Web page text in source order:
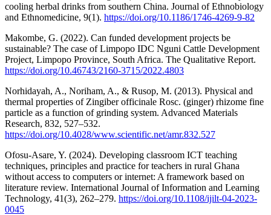
cooling herbal drinks from southern China. Journal of Ethnobiology
and Ethnomedicine, 9(1). https://doi.org/10.1186/1746-4269-9-82
Makombe, G. (2022). Can funded development projects be
sustainable? The case of Limpopo IDC Nguni Cattle Development
Project, Limpopo Province, South Africa. The Qualitative Report.
https://doi.org/10.46743/2160-3715/2022.4803
Norhidayah, A., Noriham, A., & Rusop, M. (2013). Physical and
thermal properties of Zingiber officinale Rosc. (ginger) rhizome fine
particle as a function of grinding system. Advanced Materials
Research, 832, 527–532.
https://doi.org/10.4028/www.scientific.net/amr.832.527
Ofosu-Asare, Y. (2024). Developing classroom ICT teaching
techniques, principles and practice for teachers in rural Ghana
without access to computers or internet: A framework based on
literature review. International Journal of Information and Learning
Technology, 41(3), 262–279. https://doi.org/10.1108/ijilt-04-2023-
0045